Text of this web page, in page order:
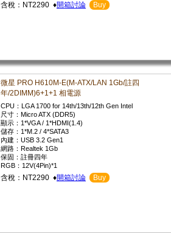
含稅：NT2290 ♦開箱討論 Buy
微星 PRO H610M-E(M-ATX/LAN 1Gb/註四
年/2DIMM)6+1+1 相電源
CPU：LGA 1700 for 14th/13th/12th Gen Intel
尺寸：Micro ATX (DDR5)
顯示：1*VGA / 1*HDMI(1.4)
儲存：1*M.2 / 4*SATA3
內建：USB 3.2 Gen1
網路：Realtek 1Gb
保固：註冊四年
RGB：12V(4Pin)*1
含稅：NT2290 ♦開箱討論 Buy